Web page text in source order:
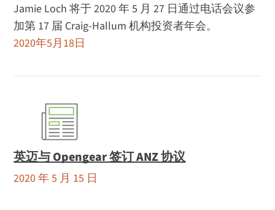
Jamie Loch 将于 2020 年 5 月 27 日通过电话会议参
加第 17 届 Craig-Hallum 机构投资者年会。
2020年5月18日
英迈与 Opengear 签订 ANZ 协议
2020 年 5 月 15 日